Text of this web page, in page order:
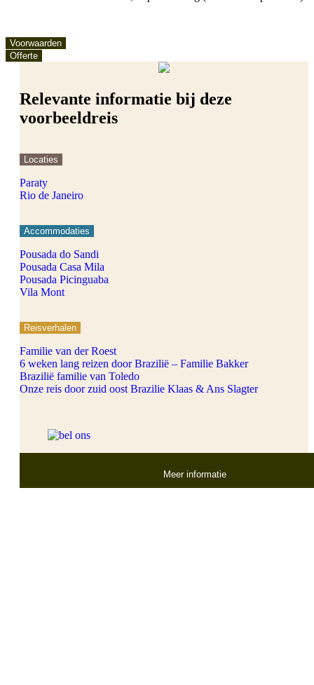
Voorwaarden
Offerte
Relevante informatie bij deze
voorbeeldreis
Locaties
Paraty
Rio de Janeiro
Accommodaties
Pousada do Sandi
Pousada Casa Mila
Pousada Picinguaba
Vila Mont
Reisverhalen
Familie van der Roest
6 weken lang reizen door Brazilië – Familie Bakker
Brazilië familie van Toledo
Onze reis door zuid oost Brazilie Klaas & Ans Slagter
Meer informatie